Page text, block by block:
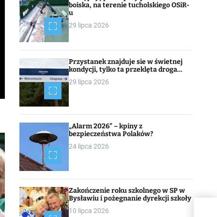
boiska, na terenie tucholskiego OSiR-
u
29 lipca 2026
Przystanek znajduje sie w świetnej
kondycji, tylko ta przeklęta droga…
29 lipca 2026
„Alarm 2026” – kpiny z
bezpieczeństwa Polaków?
24 lipca 2026
Zakończenie roku szkolnego w SP w
Bysławiu i pożegnanie dyrekcji szkoły
10 lipca 2026